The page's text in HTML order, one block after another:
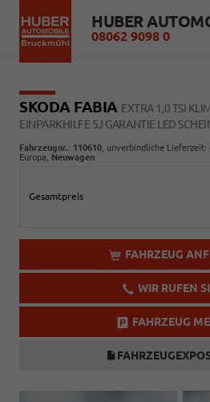
08062 9098 0
SKODA FABIA EXTRA 1,0 TSI
EINPARKHILFE 5J GARANTIE LED
Fahrzeugnr.: 110610 , unverbindliche
Europa, Neuwagen
Gesamtpreis
FAHRZEUG
WIR RUFEN
FAHRZEUG